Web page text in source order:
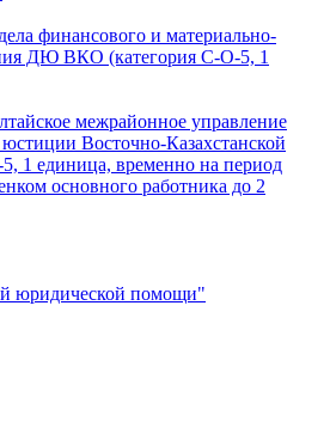
финансового и материально-
ДЮ ВКО (категория С-О-5, 1
межрайонное управление
Восточно-Казахстанской
5, 1 единица, временно на период
основного работника до 2
юридической помощи"